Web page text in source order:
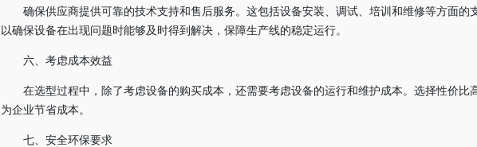
确保供应商提供可靠的技术支持和售后服务。这包括设备安装、调试、培训和维修等方面的
以确保设备在出现问题时能够及时得到解决，保障生产线的稳定运行。
六、考虑成本效益
在选型过程中，除了考虑设备的购买成本，还需要考虑设备的运行和维护成本。选择性价比
为企业节省成本。
七、安全环保要求